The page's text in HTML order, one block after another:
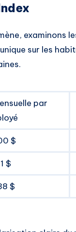
examinons
sur les
par
$
$
$